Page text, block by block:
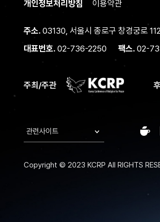
개인정보처리방침 이용약관
주소. 03130, 서울시 종로구 창경궁로
대표번호. 02-736-2250 팩스. 02-
주최/주관
관련사이트
Copyright © 2023 KCRP All RIGHTS